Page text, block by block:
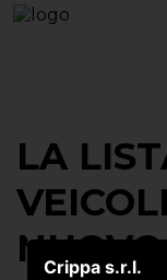
LA
NUOVO
Crippa s.r.l.